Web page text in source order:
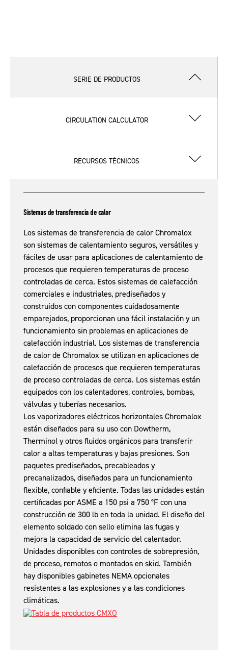
SERIE DE PRODUCTOS
CIRCULATION CALCULATOR
RECURSOS TÉCNICOS
Sistemas de transferencia de calor
Los sistemas de transferencia de calor Chromalox
son sistemas de calentamiento seguros, versátiles y
fáciles de usar para aplicaciones de calentamiento de
procesos que requieren temperaturas de proceso
controladas de cerca. Estos sistemas de calefacción
comerciales e industriales, prediseñados y
construidos con componentes cuidadosamente
emparejados, proporcionan una fácil instalación y un
funcionamiento sin problemas en aplicaciones de
calefacción industrial. Los sistemas de transferencia
de calor de Chromalox se utilizan en aplicaciones de
calefacción de procesos que requieren temperaturas
de proceso controladas de cerca. Los sistemas están
equipados con los calentadores, controles, bombas,
válvulas y tuberías necesarios.
Los vaporizadores eléctricos horizontales Chromalox
están diseñados para su uso con Dowtherm,
Therminol y otros fluidos orgánicos para transferir
calor a altas temperaturas y bajas presiones. Son
paquetes prediseñados, precableados y
precanalizados, diseñados para un funcionamiento
flexible, confiable y eficiente. Todas las unidades están
certificadas por ASME a 150 psi a 750 °F con una
construcción de 300 lb en toda la unidad. El diseño del
elemento soldado con sello elimina las fugas y
mejora la capacidad de servicio del calentador.
Unidades disponibles con controles de sobrepresión,
de proceso, remotos o montados en skid. También
hay disponibles gabinetes NEMA opcionales
resistentes a las explosiones y a las condiciones
climáticas.